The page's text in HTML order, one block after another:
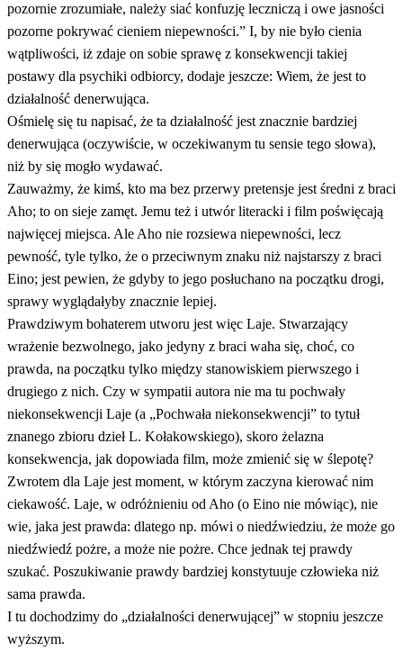
pozornie zrozumiałe, należy siać konfuzję leczniczą i owe jasności
pozorne pokrywać cieniem niepewności.” I, by nie było cienia
wątpliwości, iż zdaje on sobie sprawę z konsekwencji takiej
postawy dla psychiki odbiorcy, dodaje jeszcze: Wiem, że jest to
działalność denerwująca.
Ośmielę się tu napisać, że ta działalność jest znacznie bardziej
denerwująca (oczywiście, w oczekiwanym tu sensie tego słowa),
niż by się mogło wydawać.
Zauważmy, że kimś, kto ma bez przerwy pretensje jest średni z braci
Aho; to on sieje zamęt. Jemu też i utwór literacki i film poświęcają
najwięcej miejsca. Ale Aho nie rozsiewa niepewności, lecz
pewność, tyle tylko, że o przeciwnym znaku niż najstarszy z braci
Eino; jest pewien, że gdyby to jego posłuchano na początku drogi,
sprawy wyglądałyby znacznie lepiej.
Prawdziwym bohaterem utworu jest więc Laje. Stwarzający
wrażenie bezwolnego, jako jedyny z braci waha się, choć, co
prawda, na początku tylko między stanowiskiem pierwszego i
drugiego z nich. Czy w sympatii autora nie ma tu pochwały
niekonsekwencji Laje (a „Pochwała niekonsekwencji” to tytuł
znanego zbioru dzieł L. Kołakowskiego), skoro żelazna
konsekwencja, jak dopowiada film, może zmienić się w ślepotę?
Zwrotem dla Laje jest moment, w którym zaczyna kierować nim
ciekawość. Laje, w odróżnieniu od Aho (o Eino nie mówiąc), nie
wie, jaka jest prawda: dlatego np. mówi o niedźwiedziu, że może go
niedźwiedź pożre, a może nie pożre. Chce jednak tej prawdy
szukać. Poszukiwanie prawdy bardziej konstytuuje człowieka niż
sama prawda.
I tu dochodzimy do „działalności denerwującej” w stopniu jeszcze
wyższym.